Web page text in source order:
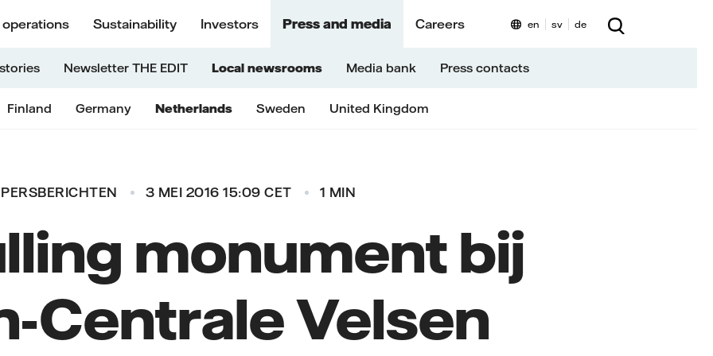
operations Sustainability Investors Press and media Careers
Newsletter THE EDIT Local newsrooms Media bank Press contacts
Finland Germany Netherlands Sweden United Kingdom
en sv de
PERSBERICHTEN 3 MEI 2016 15:09 CET 1 MIN
monument bij
Centrale Velsen